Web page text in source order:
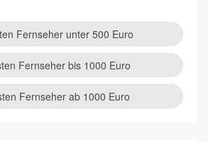
Fernseher unter 500 Euro
Fernseher bis 1000 Euro
Fernseher ab 1000 Euro